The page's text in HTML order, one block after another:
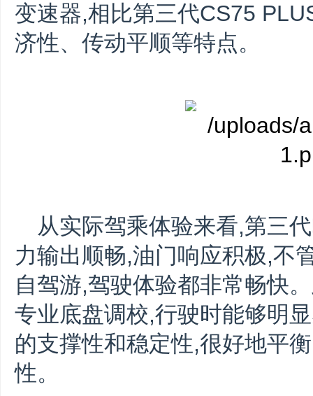
变速器,相比第三代CS75
济性、传动平顺等特点。
从实际驾乘体验来看,第三
力输出顺畅,油门响应积极,不
自驾游,驾驶体验都非常畅快
专业底盘调校,行驶时能够明
的支撑性和稳定性,很好地平
性。